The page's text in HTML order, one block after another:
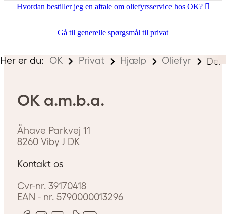
Hvordan bestiller jeg en aftale om oliefyrsservice hos OK?
Gå til generelle spørgsmål til privat
Her er du: OK Privat Hjælp Oliefyr Der
OK a.m.b.a.
Åhave Parkvej 11
8260 Viby J DK
Kontakt os
Cvr-nr. 39170418
EAN - nr.5790000013296